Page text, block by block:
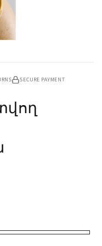
SECURE PAYMENT